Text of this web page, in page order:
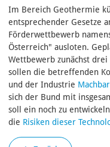
Im Bereich Geothermie
entsprechender Gesetze
Förderwettbewerb
Österreich" ausloten.
Wettbewerb zunächst
sollen die betreffenden
und der Industrie
sich der Bund mit
soll ein noch zu
die Risiken dieser